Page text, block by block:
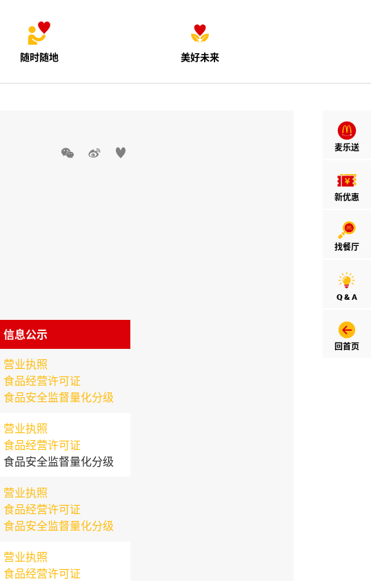
随时随地 美好未来
麦乐送
新优惠
找餐厅
Q & A
回首页
  
信息公示
营业执照
食品经营许可证
食品安全监督量化分级
营业执照
食品经营许可证
食品安全监督量化分级
营业执照
食品经营许可证
食品安全监督量化分级
营业执照
食品经营许可证